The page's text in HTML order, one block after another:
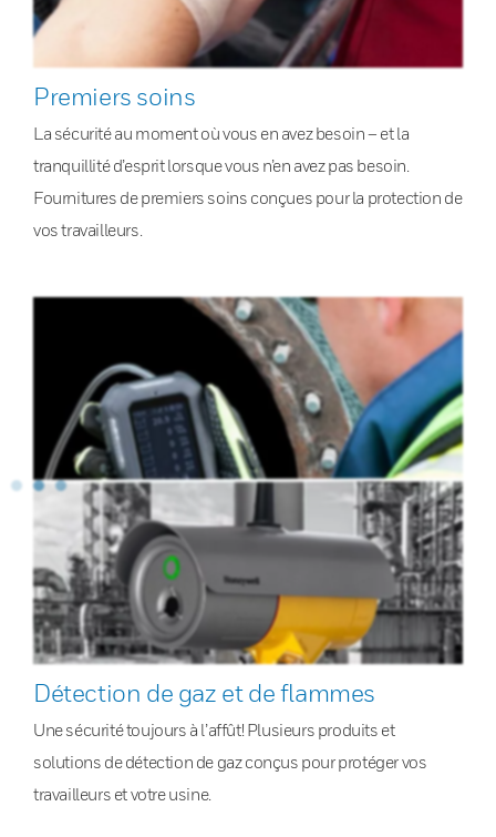
Premiers soins
La sécurité au moment où vous en avez besoin – et la
tranquillité d’esprit lorsque vous n’en avez pas besoin.
Fournitures de premiers soins conçues pour la protection de
vos travailleurs.
Détection de gaz et de flammes
Une sécurité toujours à l’affût! Plusieurs produits et
solutions de détection de gaz conçus pour protéger vos
travailleurs et votre usine.